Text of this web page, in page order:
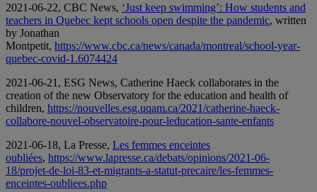
2021-06-22, CBC News, ‘Just keep swimming’: How students and
teachers in Quebec kept schools open despite the pandemic, written
by Jonathan
Montpetit, https://www.cbc.ca/news/canada/montreal/school-year-
quebec-covid-1.6074424
2021-06-21, ESG News, Catherine Haeck collaborates in the
creation of the new Observatory for the education and health of
children, https://nouvelles.esg.uqam.ca/2021/catherine-haeck-
collabore-nouvel-observatoire-pour-leducation-sante-enfants
2021-06-18, La Presse, Les femmes enceintes
oubliées, https://www.lapresse.ca/debats/opinions/2021-06-
18/projet-de-loi-83-et-migrants-a-statut-precaire/les-femmes-
enceintes-oubliees.php